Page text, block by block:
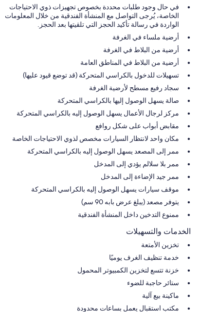
في حال وجود طلبات محددة بخصوص تجهيزات ذوي الاحتياجات
الخاصة، يُرجى التواصل مع المنشأة الفندقية من خلال المعلومات
الواردة في رسالة تأكيد الحجز التي تلقيتها بعد الحجز.
أرضية ملساء في الغرفة
أرضية من البلاط في الغرفة
أرضية من البلاط في المناطق العامة
تسهيلات للدخول بالكراسي المتحركة (قد توضع قيود عليها)
سجاد رفيع مسطح لأرضية الغرفة
صالة يسهل الوصول إليها بالكراسي المتحركة
مركز لرجال الأعمال يسهل الوصول إليه بالكراسي المتحركة
مقابض أبواب على شكل روافع
مكان واحد لانتظار السيارات مخصص لذوي الاحتياجات الخاصة
ممر إلى المصعد يسهل الوصول إليه بالكراسي المتحركة
ممر بلا سلالم يؤدي إلى المدخل
ممر جيد الإضاءة إلى المدخل
موقف سيارات يسهل الوصول إليه بالكراسي المتحركة
يتوفر مصعد (يبلغ عرض بابه 90 سم)
ممنوع التدخين داخل المنشأة الفندقية
الخدمات والتسهيلات
تخزين الأمتعة
خدمة تنظيف الغرف يوميًا
خزنة تتسع لتخزين الكمبيوتر المحمول
ستائر حاجبة للضوء
ماكينة بيع آلية
مكتب استقبال يعمل بساعات محدودة